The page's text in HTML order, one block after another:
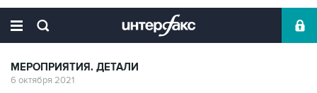
МЕРОПРИЯТИЯ. ДЕТАЛИ
6 октября 2021